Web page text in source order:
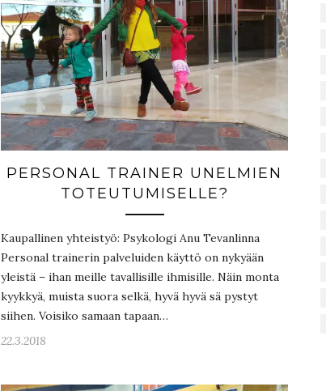
PERSONAL TRAINER UNELMIEN
TOTEUTUMISELLE?
Kaupallinen yhteistyö: Psykologi Anu Tevanlinna
Personal trainerin palveluiden käyttö on nykyään
yleistä – ihan meille tavallisille ihmisille. Näin monta
kyykkyä, muista suora selkä, hyvä hyvä sä pystyt
siihen. Voisiko samaan tapaan…
22.3.2018